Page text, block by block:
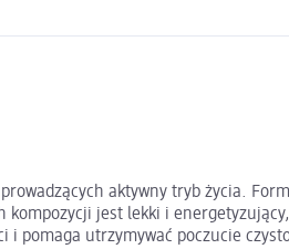
aktywny tryb życia.
jest lekki i
pomaga utrzymywać poczucie